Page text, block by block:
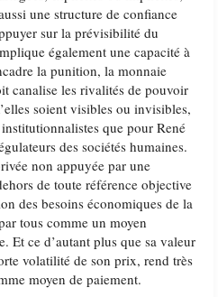
une structure de confiance
sur la prévisibilité du
également une capacité à
la punition, la monnaie
canalise les rivalités de pouvoir
soient visibles ou invisibles,
que pour René
des sociétés humaines.
non appuyée par une
de toute référence objective
des besoins économiques de la
tous comme un moyen
Et ce d’autant plus que sa valeur
volatilité de son prix, rend très
moyen de paiement.